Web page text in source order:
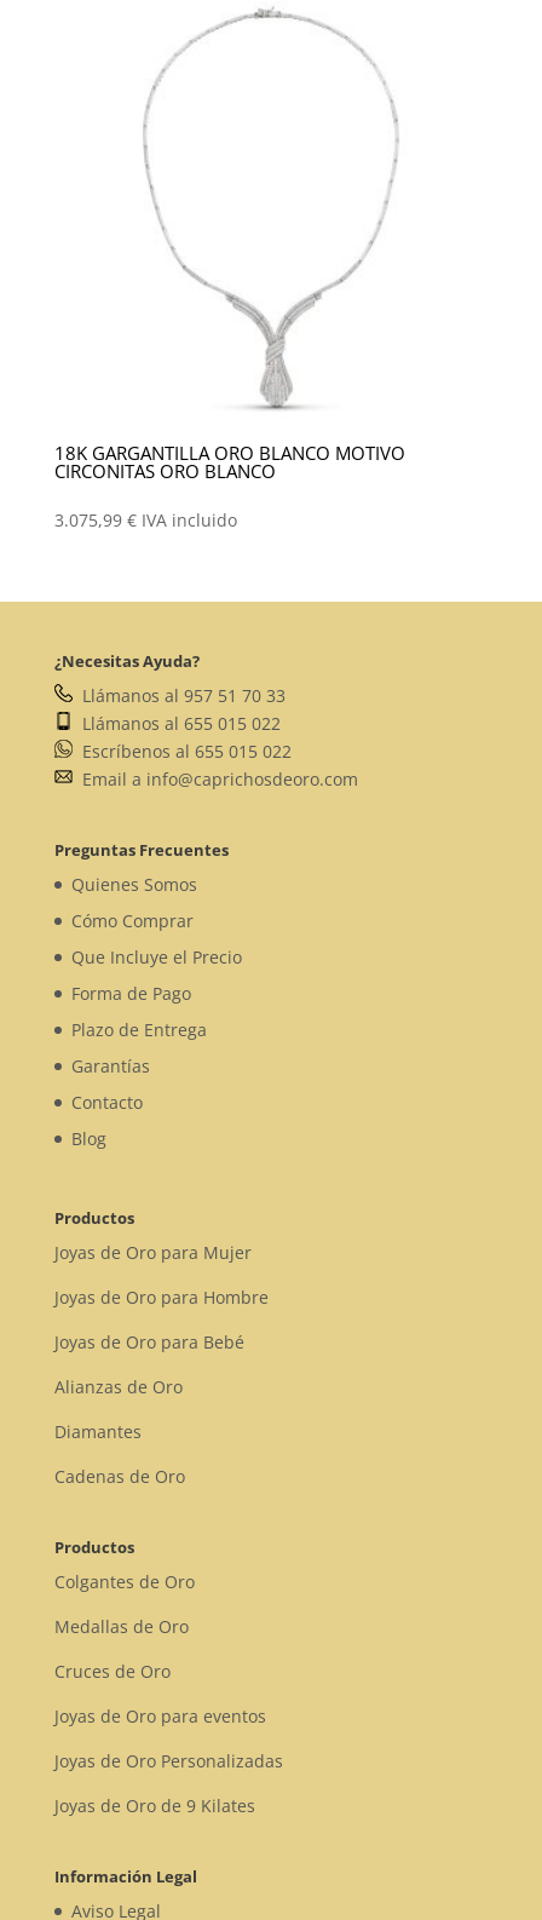
18K GARGANTILLA ORO BLANCO MOTIVO
CIRCONITAS ORO BLANCO
3.075,99 € IVA incluido
¿Necesitas Ayuda?
Llámanos al 957 51 70 33
Llámanos al 655 015 022
Escríbenos al 655 015 022
Email a info@caprichosdeoro.com
Preguntas Frecuentes
Quienes Somos
Cómo Comprar
Que Incluye el Precio
Forma de Pago
Plazo de Entrega
Garantías
Contacto
Blog
Productos
Joyas de Oro para Mujer
Joyas de Oro para Hombre
Joyas de Oro para Bebé
Alianzas de Oro
Diamantes
Cadenas de Oro
Productos
Colgantes de Oro
Medallas de Oro
Cruces de Oro
Joyas de Oro para eventos
Joyas de Oro Personalizadas
Joyas de Oro de 9 Kilates
Información Legal
Aviso Legal